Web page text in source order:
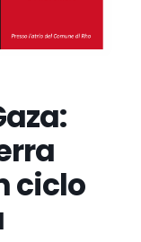
ciclo